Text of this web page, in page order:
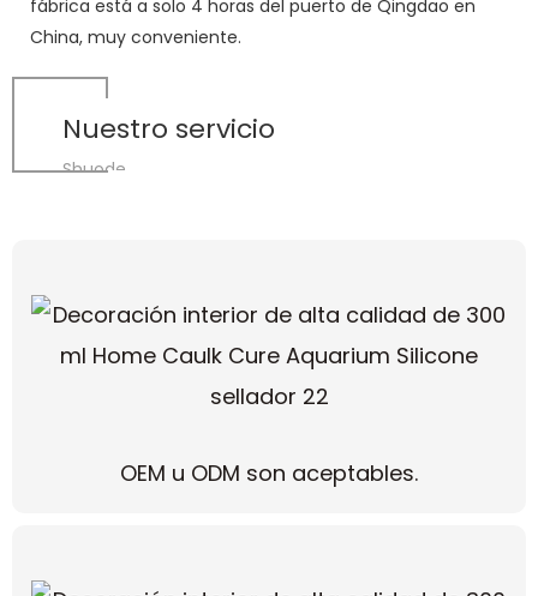
fábrica está a solo 4 horas del puerto de Qingdao en
China, muy conveniente.
Nuestro servicio
Shuode
OEM u ODM son aceptables.